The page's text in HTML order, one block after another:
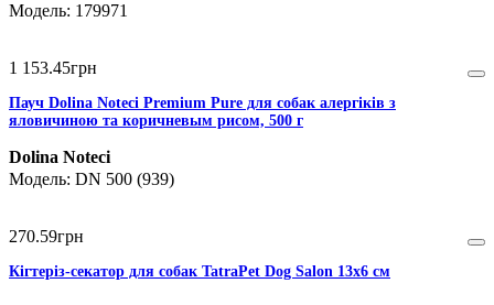
179971
1 153.45грн
Пауч Dolina Noteci Premium Pure для собак алергіків з
яловичиною та коричневым рисом, 500 г
Dolina Noteci
DN 500 (939)
270.59грн
Кігтеріз-секатор для собак TatraPet Dog Salon 13х6 см